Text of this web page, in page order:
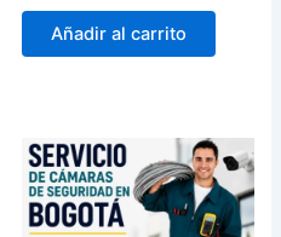
Añadir al carrito